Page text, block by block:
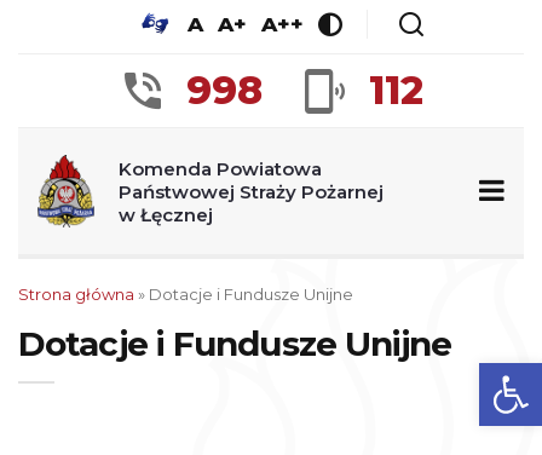
A A+ A++
998 112
Komenda Powiatowa
Państwowej Straży Pożarnej
w Łęcznej
Strona główna » Dotacje i Fundusze Unijne
Dotacje i Fundusze Unijne